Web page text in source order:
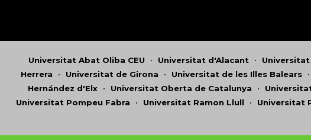
Universitat Abat Oliba CEU • Universitat d'Alacant •
Herrera • Universitat de Girona • Universitat de les Illes Balears •
Hernández d'Elx • Universitat Oberta de Catalunya •
Universitat Pompeu Fabra • Universitat Ramon Llull • Universitat